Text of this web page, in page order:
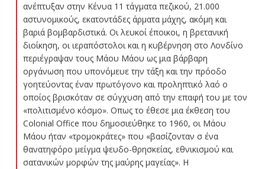
ανέπτυξαν στην Κένυα 11 τάγματα πεζικού, 21.000
αστυνομικούς, εκατοντάδες άρματα μάχης, ακόμη και
βαριά βομβαρδιστικά. Οι λευκοί έποικοι, η βρετανική
διοίκηση, οι ιεραπόστολοι και η κυβέρνηση στο Λονδίνο
περιέγραψαν τους Μάου Μάου ως μια βάρβαρη
οργάνωση που υπονόμευε την τάξη και την πρόοδο
γοητεύοντας έναν πρωτόγονο και προληπτικό λαό ο
οποίος βρισκόταν σε σύγχυση από την επαφή του με τον
«πολιτισμένο κόσμο». Οπως το έθεσε μια έκθεση του
Colonial Office που δημοσιεύθηκε το 1960, οι Μάου
Μάου ήταν «τρομοκράτες» που «βασίζονταν σ ένα
θανατηφόρο μείγμα ψευδο-θρησκείας, εθνικισμού και
σατανικών μορφών της μαύρης μαγείας». Η